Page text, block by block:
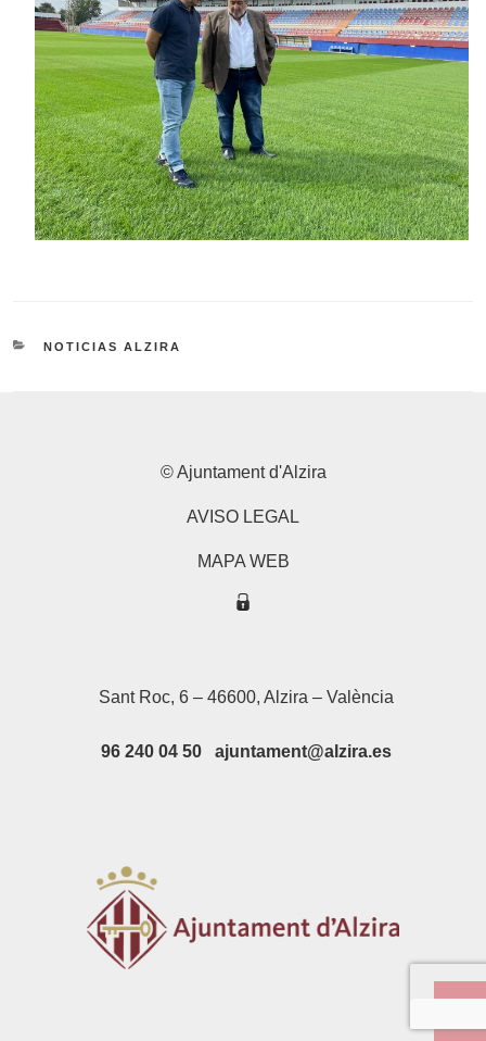
CATEGORÍAS
NOTICIAS ALZIRA
© Ajuntament d'Alzira
AVISO LEGAL
MAPA WEB
Sant Roc, 6 – 46600, Alzira – València
96 240 04 50 ajuntament@alzira.es